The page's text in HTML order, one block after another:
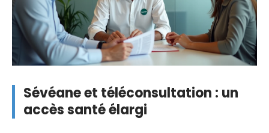
Sévéane et téléconsultation : un
accès santé élargi